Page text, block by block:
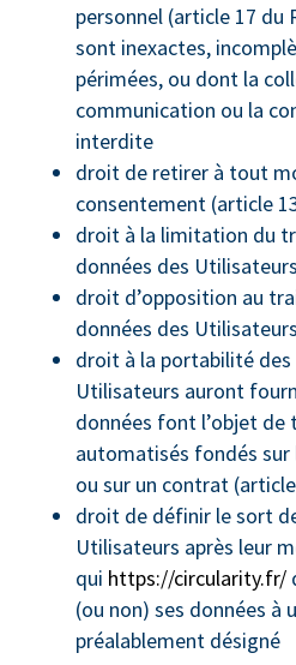
personnel (article 17 du
sont inexactes,
périmées, ou dont la
communication ou la
interdite
droit de retirer à tout
consentement (article
droit à la limitation du
données des
droit d’opposition au
données des
droit à la portabilité des
Utilisateurs auront
données font l’objet
automatisés fondés
ou sur un contrat
droit de définir le sort
Utilisateurs après leur
qui https://circularity.fr/
(ou non) ses données à
préalablement désigné